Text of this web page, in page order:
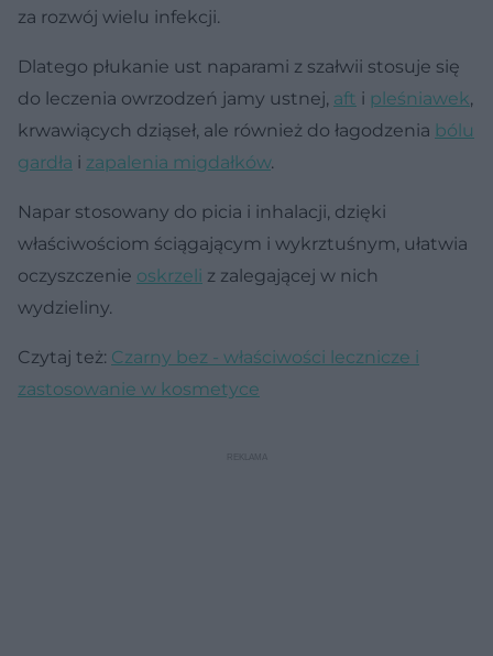
za rozwój wielu infekcji.
Dlatego płukanie ust naparami z szałwii stosuje się
do leczenia owrzodzeń jamy ustnej, aft i pleśniawek,
krwawiących dziąseł, ale również do łagodzenia bólu
gardła i zapalenia migdałków.
Napar stosowany do picia i inhalacji, dzięki
właściwościom ściągającym i wykrztuśnym, ułatwia
oczyszczenie oskrzeli z zalegającej w nich
wydzieliny.
Czytaj też: Czarny bez - właściwości lecznicze i
zastosowanie w kosmetyce